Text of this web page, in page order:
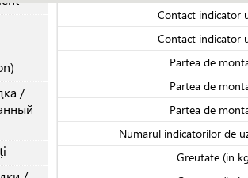
/
Contact indicator
Contact indicator
Partea de
Partea de
Partea de
Numarul indicatorilor de
Greutate (in